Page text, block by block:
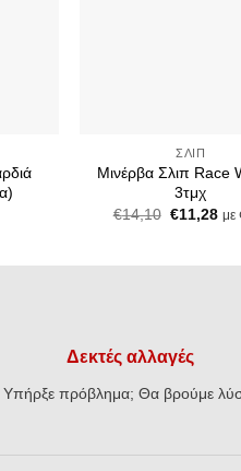
ΣΛΙΠ
Μινέρβα Σλιπ Race
3τμχ
€14,10 Original
€11,28Η
Δεκτές αλλαγές
Υπήρξε πρόβλημα; Θα βρούμε